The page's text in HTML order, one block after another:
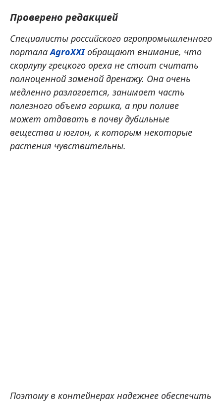
Проверено редакцией
Специалисты российского агропромышленного
порталаAgroXXIобращают внимание, что
скорлупу грецкого ореха не стоит считать
полноценной заменой дренажу. Она очень
медленно разлагается, занимает часть
полезного объема горшка, а при поливе
может отдавать в почву дубильные
вещества и юглон, к которым некоторые
растения чувствительны.
Поэтому в контейнерах надежнее обеспечить